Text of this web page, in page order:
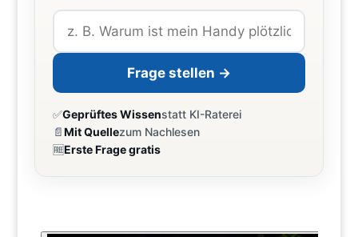
Frage stellen →
✅Geprüftes Wissenstatt KI-Raterei
📄Mit Quellezum Nachlesen
🆓Erste Frage gratis